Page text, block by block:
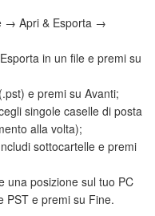
→ Apri & Esporta →
in un file e premi su
e premi su Avanti;
singole caselle di posta
alla volta);
sottocartelle e premi
una posizione sul tuo PC
PST e premi su Fine.